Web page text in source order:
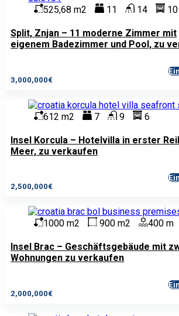
525,68 m2 11 14 10
Split, Znjan – 11 moderne Zimmer mit
eigenem Badezimmer und Pool, zu
3,000,000€
612 m2 7 9 6
Insel Korcula – Hotelvilla in erster
Meer, zu verkaufen
2,500,000€
1000 m2 900 m2 400 m
Insel Brac – Geschäftsgebäude mit
Wohnungen zu verkaufen
2,000,000€